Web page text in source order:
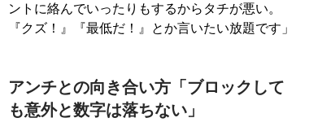
ントに絡んでいったりもするからタチが悪い。
『クズ！』『最低だ！』とか言いたい放題です」
アンチとの向き合い方「ブロックして
も意外と数字は落ちない」